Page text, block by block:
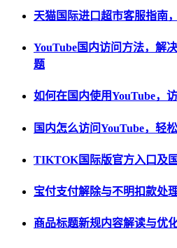
天猫国际进口超市客服指南
YouTube国内访问方法，解
题
如何在国内使用YouTube，
国内怎么访问YouTube，轻
TIKTOK国际版官方入口及
宝付支付解除与不明扣款处
商品标题新规内容解读与优